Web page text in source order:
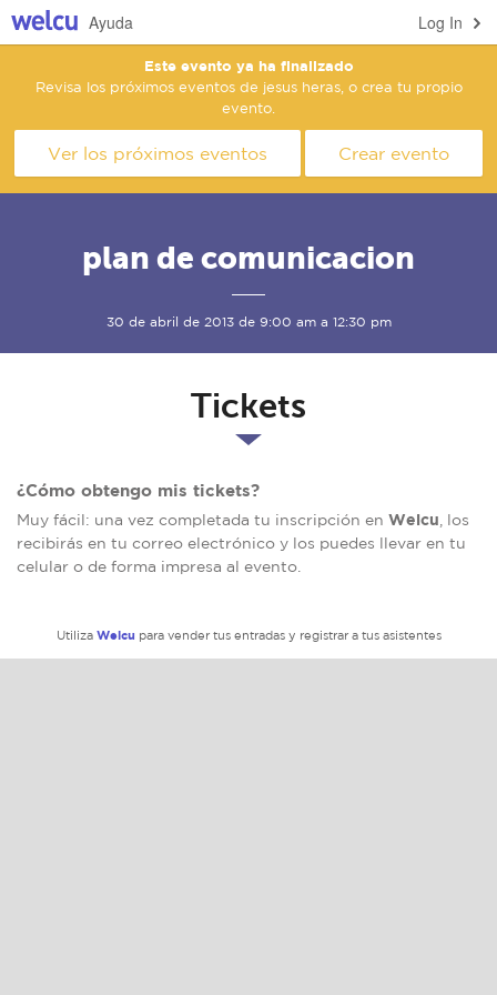
Log In
Ayuda
Este evento ya ha finalizado
Revisa los próximos eventos de jesus heras, o crea tu propio
evento.
Ver los próximos eventos Crear evento
plan de comunicacion
30 de abril de 2013 de 9:00 am a 12:30 pm
Tickets
¿Cómo obtengo mis tickets?
Muy fácil: una vez completada tu inscripción en Welcu , los
recibirás en tu correo electrónico y los puedes llevar en tu
celular o de forma impresa al evento.
Utiliza Welcu para vender tus entradas y registrar a tus asistentes